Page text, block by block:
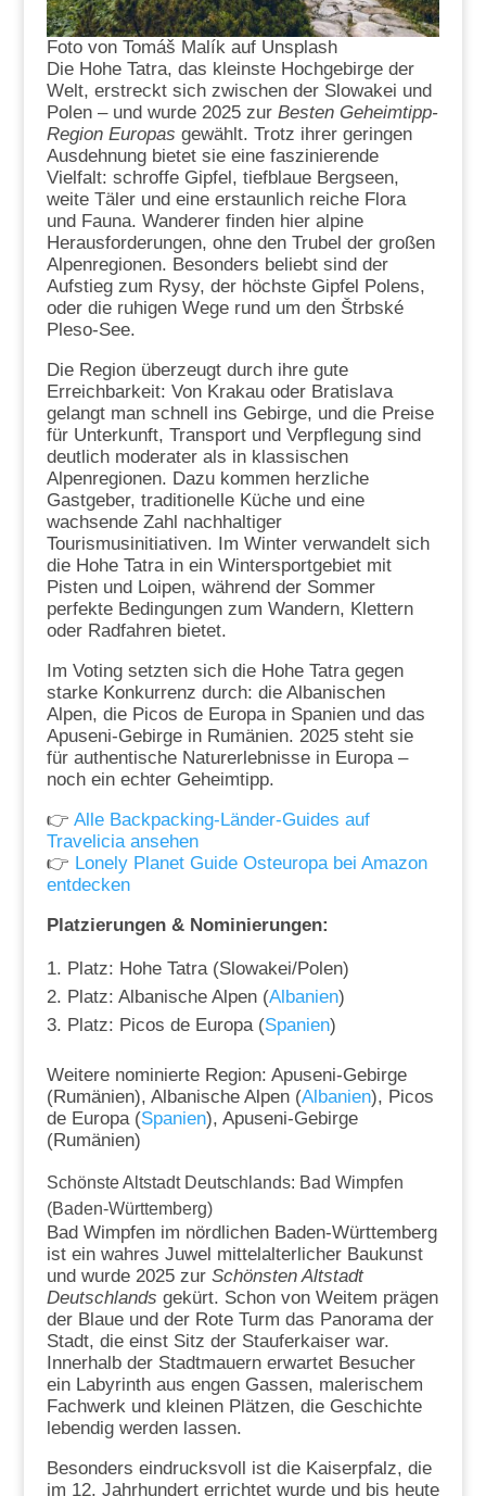
Foto von Tomáš Malík auf Unsplash
Die Hohe Tatra, das kleinste Hochgebirge der
Welt, erstreckt sich zwischen der Slowakei und
Polen – und wurde 2025 zur Besten Geheimtipp-
Region Europas gewählt. Trotz ihrer geringen
Ausdehnung bietet sie eine faszinierende
Vielfalt: schroffe Gipfel, tiefblaue Bergseen,
weite Täler und eine erstaunlich reiche Flora
und Fauna. Wanderer finden hier alpine
Herausforderungen, ohne den Trubel der großen
Alpenregionen. Besonders beliebt sind der
Aufstieg zum Rysy, der höchste Gipfel Polens,
oder die ruhigen Wege rund um den Štrbské
Pleso-See.
Die Region überzeugt durch ihre gute
Erreichbarkeit: Von Krakau oder Bratislava
gelangt man schnell ins Gebirge, und die Preise
für Unterkunft, Transport und Verpflegung sind
deutlich moderater als in klassischen
Alpenregionen. Dazu kommen herzliche
Gastgeber, traditionelle Küche und eine
wachsende Zahl nachhaltiger
Tourismusinitiativen. Im Winter verwandelt sich
die Hohe Tatra in ein Wintersportgebiet mit
Pisten und Loipen, während der Sommer
perfekte Bedingungen zum Wandern, Klettern
oder Radfahren bietet.
Im Voting setzten sich die Hohe Tatra gegen
starke Konkurrenz durch: die Albanischen
Alpen, die Picos de Europa in Spanien und das
Apuseni-Gebirge in Rumänien. 2025 steht sie
für authentische Naturerlebnisse in Europa –
noch ein echter Geheimtipp.
👉 Alle Backpacking-Länder-Guides auf
Travelicia ansehen
👉 Lonely Planet Guide Osteuropa bei Amazon
entdecken
Platzierungen & Nominierungen:
Platz: Hohe Tatra (Slowakei/Polen)
Platz: Albanische Alpen (Albanien)
Platz: Picos de Europa (Spanien)
Weitere nominierte Region: Apuseni-Gebirge
(Rumänien), Albanische Alpen (Albanien), Picos
de Europa (Spanien), Apuseni-Gebirge
(Rumänien)
Schönste Altstadt Deutschlands: Bad Wimpfen
(Baden-Württemberg)
Bad Wimpfen im nördlichen Baden-Württemberg
ist ein wahres Juwel mittelalterlicher Baukunst
und wurde 2025 zur Schönsten Altstadt
Deutschlands gekürt. Schon von Weitem prägen
der Blaue und der Rote Turm das Panorama der
Stadt, die einst Sitz der Stauferkaiser war.
Innerhalb der Stadtmauern erwartet Besucher
ein Labyrinth aus engen Gassen, malerischem
Fachwerk und kleinen Plätzen, die Geschichte
lebendig werden lassen.
Besonders eindrucksvoll ist die Kaiserpfalz, die
im 12. Jahrhundert errichtet wurde und bis heute